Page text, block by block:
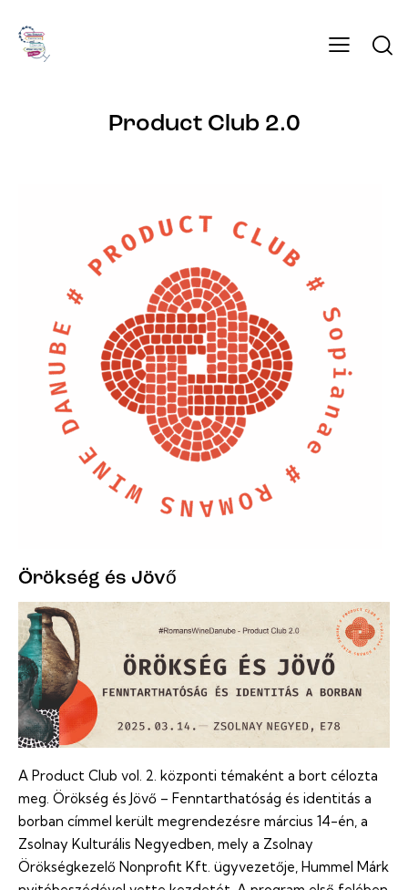
Product Club 2.0
Örökség és Jövő
A Product Club vol. 2. központi témaként a bort célozta
meg. Örökség és Jövő – Fenntarthatóság és identitás a
borban címmel került megrendezésre március 14-én, a
Zsolnay Kulturális Negyedben, mely a Zsolnay
Örökségkezelő Nonprofit Kft. ügyvezetője, Hummel Márk